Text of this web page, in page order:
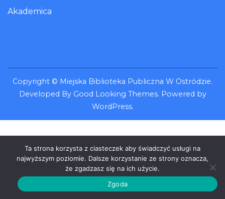
Akademica
Copyright © Miejska Biblioteka Publiczna W Ostródzie.
Developed By Good Looking Themes. Powered by
WordPress.
Ta strona korzysta z ciasteczek aby świadczyć usługi na
najwyższym poziomie. Dalsze korzystanie ze strony oznacza,
że zgadzasz się na ich użycie.
Zgoda